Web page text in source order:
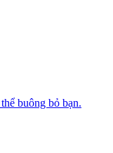
buông bỏ bạn.